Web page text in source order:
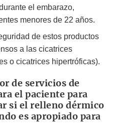
el embarazo,
menores de 22 años.
de estos productos
a las cicatrices
o cicatrices hipertróficas).
de servicios de
el paciente para
si el relleno dérmico
es apropiado para